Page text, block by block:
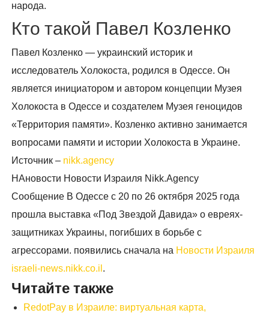
народа.
Кто такой Павел Козленко
Павел Козленко — украинский историк и
исследователь Холокоста, родился в Одессе. Он
является инициатором и автором концепции Музея
Холокоста в Одессе и создателем Музея геноцидов
«Территория памяти». Козленко активно занимается
вопросами памяти и истории Холокоста в Украине.
Источник – nikk.agency
НАновости Новости Израиля Nikk.Agency
Сообщение В Одессе с 20 по 26 октября 2025 года
прошла выставка «Под Звездой Давида» о евреях-
защитниках Украины, погибших в борьбе с
агрессорами. появились сначала на Новости Израиля
israeli-news.nikk.co.il .
Читайте также
RedotPay в Израиле: виртуальная карта,